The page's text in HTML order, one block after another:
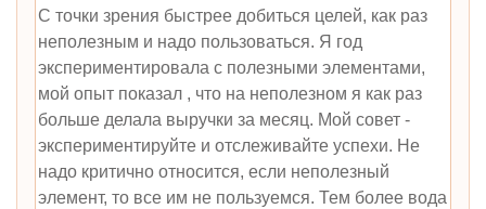
С точки зрения быстрее добиться целей, как раз
неполезным и надо пользоваться. Я год
экспериментировала с полезными элементами,
мой опыт показал , что на неполезном я как раз
больше делала выручки за месяц. Мой совет -
экспериментируйте и отслеживайте успехи. Не
надо критично относится, если неполезный
элемент, то все им не пользуемся. Тем более вода